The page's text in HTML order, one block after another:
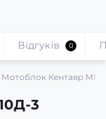
Мотоблок Кентавр МБ
3
Відгуків 0